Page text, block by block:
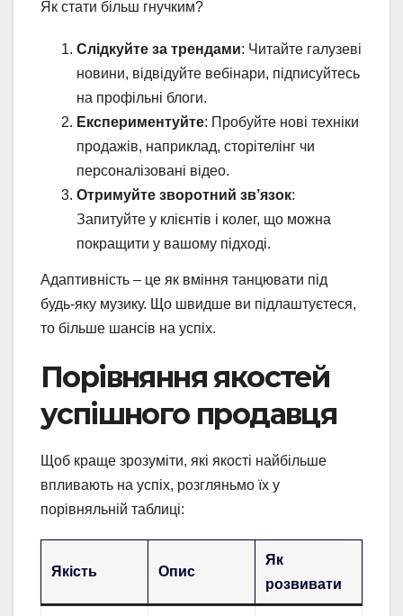
Як стати більш гнучким?
Слідкуйте за трендами: Читайте галузеві
новини, відвідуйте вебінари, підписуйтесь
на профільні блоги.
Експериментуйте: Пробуйте нові техніки
продажів, наприклад, сторітелінг чи
персоналізовані відео.
Отримуйте зворотний зв’язок:
Запитуйте у клієнтів і колег, що можна
покращити у вашому підході.
Адаптивність – це як вміння танцювати під
будь-яку музику. Що швидше ви підлаштуєтеся,
то більше шансів на успіх.
Порівняння якостей
успішного продавця
Щоб краще зрозуміти, які якості найбільше
впливають на успіх, розгляньмо їх у
порівняльній таблиці:
Якість Опис
Як
розвивати